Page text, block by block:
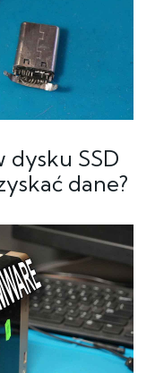
dysku SSD
dane?